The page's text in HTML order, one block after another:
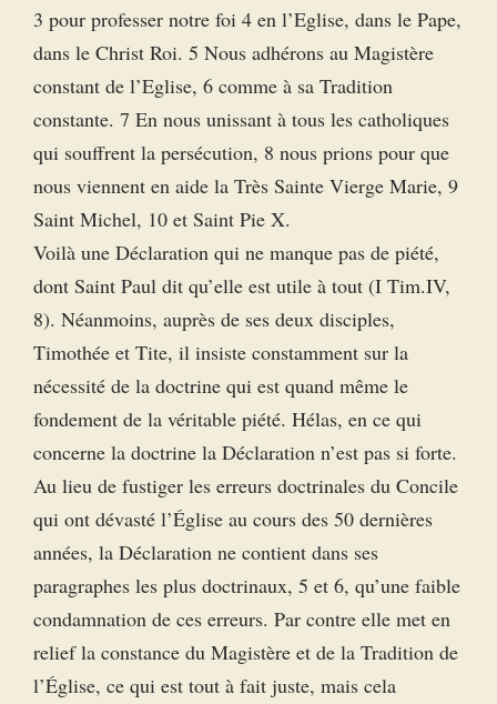
3 pour professer notre foi 4 en l’Eglise, dans le Pape,
dans le Christ Roi. 5 Nous adhérons au Magistère
constant de l’Eglise, 6 comme à sa Tradition
constante. 7 En nous unissant à tous les catholiques
qui souffrent la persécution, 8 nous prions pour que
nous viennent en aide la Très Sainte Vierge Marie, 9
Saint Michel, 10 et Saint Pie X.
Voilà une Déclaration qui ne manque pas de piété,
dont Saint Paul dit qu’elle est utile à tout (I Tim.IV,
8). Néanmoins, auprès de ses deux disciples,
Timothée et Tite, il insiste constamment sur la
nécessité de la doctrine qui est quand même le
fondement de la véritable piété. Hélas, en ce qui
concerne la doctrine la Déclaration n’est pas si forte.
Au lieu de fustiger les erreurs doctrinales du Concile
qui ont dévasté l’Église au cours des 50 dernières
années, la Déclaration ne contient dans ses
paragraphes les plus doctrinaux, 5 et 6, qu’une faible
condamnation de ces erreurs. Par contre elle met en
relief la constance du Magistère et de la Tradition de
l’Église, ce qui est tout à fait juste, mais cela